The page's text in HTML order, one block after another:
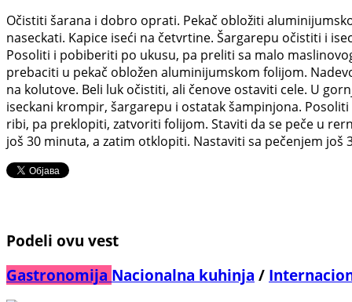
Očistiti šarana i dobro oprati. Pekač obložiti
naseckati. Kapice iseći na četvrtine. Šargarepu očistiti i
Posoliti i pobiberiti po ukusu, pa preliti sa malo
prebaciti u pekač obložen aluminijumskom folijom.
na kolutove. Beli luk očistiti, ali čenove ostaviti cele. U
iseckani krompir, šargarepu i ostatak šampinjona.
ribi, pa preklopiti, zatvoriti folijom. Staviti da se peče u
još 30 minuta, a zatim otklopiti. Nastaviti sa pečenjem
Podeli ovu vest
Gastronomija Nacionalna kuhinja /